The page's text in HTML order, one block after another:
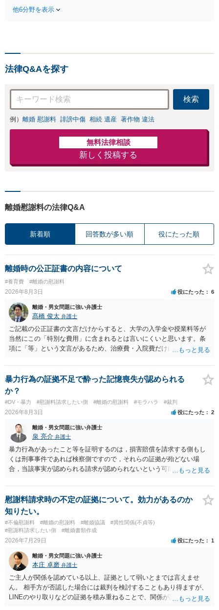
応・納得できる解決を」
他6分野を表示
法律Q&Aを探す
検索
例） 離婚 慰謝料 誹謗中傷 相続 遺産 著作物 違法
無料法律相談
新しく投稿する
離婚慰謝料の法律Q&A
新着順 回答数が多い順 役にたった順
離婚時の公正証書の内容について
#養育費 #離婚の慰謝料
2026年8月3日 役にたった 6
離婚・男女問題に強い弁護士
髙橋 俊太 弁護士
ご記載の公正証書の文言だけからすると、大学の入学金や授業料等が
当然にこの「特別な費用」に含まれるとは言いにくいと思います。条
項に「等」という文言があるため、治療費・入院費だけに限定される
れていますので、通常は、病気や事故によって臨時に必要となった医
療費その他これに類する特別支出を念頭に置いた条項と読むのが自然
です。したがって、大学の入学金、授業料、受験費用などの教育費に
ついてまで、「この条項があるから当然に半額を請求できる」とまで
は言いにくいと思われます。なお、通常、大学進学費用をどこまで負
担すべきかについては、離婚時の合意内容のほか、子どもの年齢、大
学進学についての父母の認識、父母の学歴・収入・資産状況、進学先
や費用などを踏まえて個別に検討することになります。公正証書の他
の条項において、養育費の終期についてどのように定められている
か、大学進学に関する定めの有無、「教育費」「進学費用」に関する
定めの有無等について確認する必要があると考えられます。
暴力行為の証拠不足で酔った記憶喪失が認められる
か？
#DV・暴力 #慰謝料請求したい側 #離婚の慰謝料 #モラハラ #裁判
2026年8月3日 役にたった 2
離婚・男女問題に強い弁護士
泉 亮介 弁護士
暴力行為があったこと等を証明するのは，損害賠償を請求する側もし
くは刑事事件であれば検察側ですので，それらの証拠が殆どない場
合，当該事実が認められる請求が認められないという可能性はあるで
慰謝料請求時の不定の証拠について。効力があるのか
知りたい。
#不倫慰謝料 #離婚の慰謝料 #離婚協議
#異性関係(不貞等)
#慰謝料請求したい側
#離婚書類作成
2026年7月29日 役にたった 1
離婚・男女問題に強い弁護士
本庄 卓磨 弁護士
ご主人が関係を認めている以上、証拠として弱いとまでは言えませ
ん。 相手方が否認した場合には裁判を検討することもあり得ますが、
LINEのやり取りなどの証拠を積み重ねることで、関係が認定される余